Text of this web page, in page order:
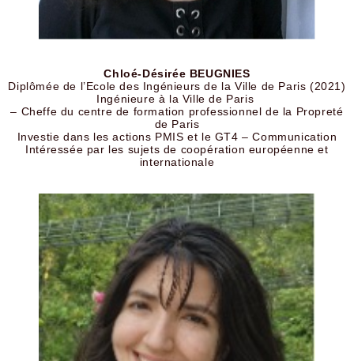
Chloé-Désirée BEUGNIES
Diplômée de l’Ecole des Ingénieurs de la Ville de Paris (2021)
Ingénieure à la Ville de Paris
– Cheffe du centre de formation professionnel de la Propreté
de Paris
Investie dans les actions PMIS et le GT4 – Communication
Intéressée par les sujets de coopération européenne et
internationale